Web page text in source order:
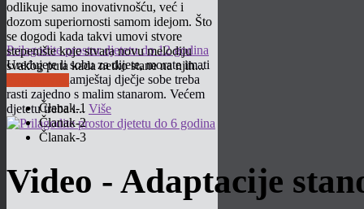
Prilagodite prostor djetetu do 12 godina
Uređujete li sobu za dijete, morate imati
na umu da namještaj dječje sobe treba
rasti zajedno s malim stanarom. Većem
djetetu treba i... Više
odlikuje samo inovativnošću, već i
dozom superiornosti samom idejom. Što
se dogodi kada takvi umovi stvore
stepenište koje stvara novu melodiju
svakog puta kada netko stane na njih...
Članak-1
Članak-2
Članak-3
Video - Adaptacije